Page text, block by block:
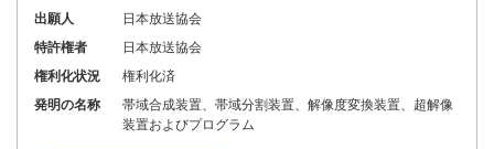
出願人
日本放送協会
特許権者
日本放送協会
権利化状況
権利化済
発明の名称
帯域合成装置、帯域分割装置、解像度変換装置、超解像
装置およびプログラム